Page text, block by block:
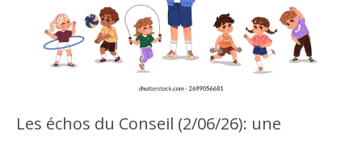
Les échos du Conseil (2/06/26): une